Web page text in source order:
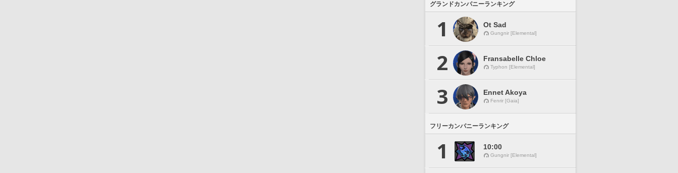
グランドカンパニーランキング
1 Ot Sad
Gungnir [Elemental]
2 Fransabelle Chloe
Typhon [Elemental]
3 Ennet Akoya
Fenrir [Gaia]
フリーカンパニーランキング
1 10:00
Gungnir [Elemental]